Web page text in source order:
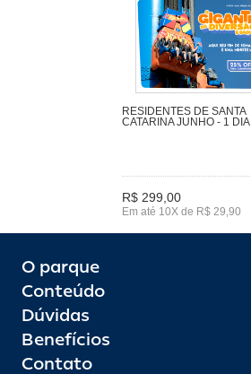
RESIDENTES DE SANTA
CATARINA JUNHO - 1 DIA
R$ 299,00
Em até 10X de R$ 29,90
O parque
Conteúdo
Dúvidas
Benefícios
Contato